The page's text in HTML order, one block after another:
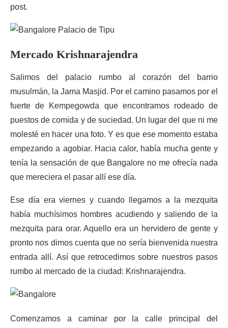
post.
Mercado Krishnarajendra
Salimos del palacio rumbo al corazón del barrio
musulmán, la Jama Masjid. Por el camino pasamos por el
fuerte de Kempegowda que encontramos rodeado de
puestos de comida y de suciedad. Un lugar del que ni me
molesté en hacer una foto. Y es que ese momento estaba
empezando a agobiar. Hacia calor, había mucha gente y
tenía la sensación de que Bangalore no me ofrecía nada
que mereciera el pasar allí ese día.
Ese día era viernes y cuando llegamos a la mezquita
había muchísimos hombres acudiendo y saliendo de la
mezquita para orar. Aquello era un hervidero de gente y
pronto nos dimos cuenta que no sería bienvenida nuestra
entrada allí. Así que retrocedimos sobre nuestros pasos
rumbo al mercado de la ciudad: Krishnarajendra.
Comenzamos a caminar por la calle principal del